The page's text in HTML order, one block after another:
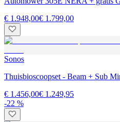
€ 1.948,00€ 1.799,00
Sonos
Thuisbioscoopset - Beam + Sub
€ 1.456,00€ 1.249,95
-22 %